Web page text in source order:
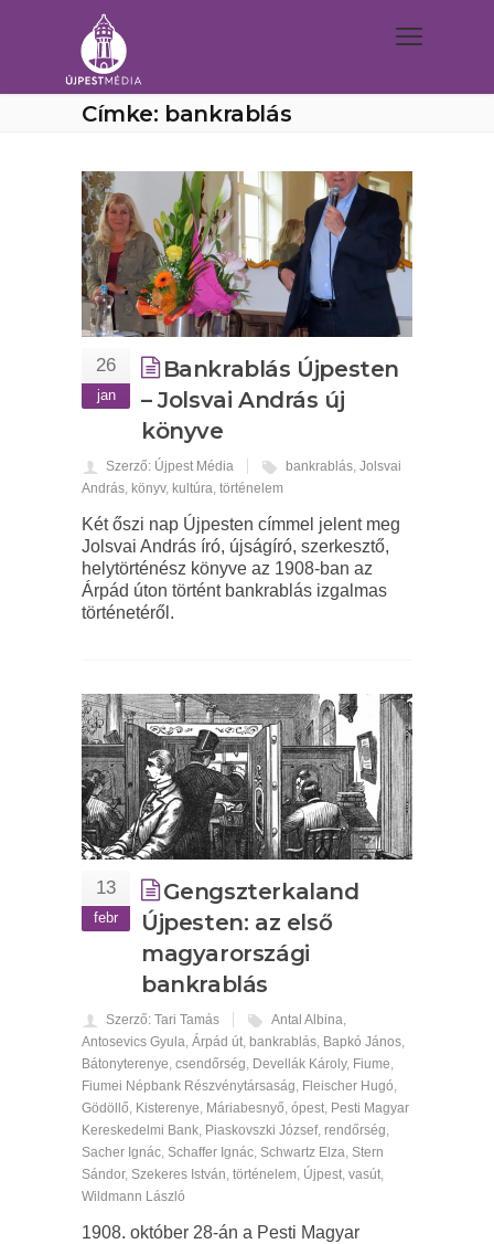
Címke: bankrablás
26
jan
Bankrablás Újpesten
– Jolsvai András új
könyve
Szerző: Újpest Média bankrablás, Jolsvai
András, könyv, kultúra, történelem
Két őszi nap Újpesten címmel jelent meg
Jolsvai András író, újságíró, szerkesztő,
helytörténész könyve az 1908-ban az
Árpád úton történt bankrablás izgalmas
történetéről.
13
febr
Gengszterkaland
Újpesten: az első
magyarországi
bankrablás
Szerző: Tari Tamás Antal Albina,
Antosevics Gyula, Árpád út, bankrablás, Bapkó János,
Bátonyterenye, csendőrség, Devellák Károly, Fiume,
Fiumei Népbank Részvénytársaság, Fleischer Hugó,
Gödöllő, Kisterenye, Máriabesnyő, ópest, Pesti Magyar
Kereskedelmi Bank, Piaskovszki József, rendőrség,
Sacher Ignác, Schaffer Ignác, Schwartz Elza, Stern
Sándor, Szekeres István, történelem, Újpest, vasút,
Wildmann László
1908. október 28-án a Pesti Magyar